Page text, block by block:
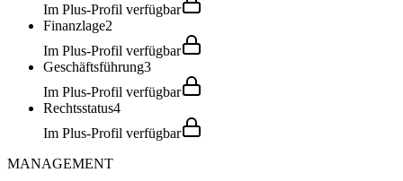
Im Plus-Profil verfügbar
Finanzlage2
Im Plus-Profil verfügbar
Geschäftsführung3
Im Plus-Profil verfügbar
Rechtsstatus4
Im Plus-Profil verfügbar
MANAGEMENT